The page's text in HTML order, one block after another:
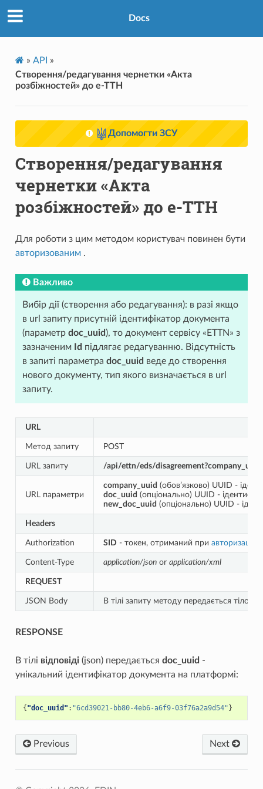
Docs
» API
»
Створення/редагування чернетки «Акта
розбіжностей» до е-ТТН
Допомогти ЗСУ
Створення/редагування
чернетки «Акта
розбіжностей» до е-ТТН
Для роботи з цим методом користувач повинен бути
авторизованим.
Важливо
Вибір дії (створення або редагування): в разі якщо
в url запиту присутній ідентифікатор документа
(параметр doc_uuid ), то документ сервісу «ETTN» з
зазначеним Id підлягає редагуванню. Відсутність
в запиті параметра doc_uuid веде до створення
нового документу, тип якого визначається в url
запиту.
URL
Метод запиту POST
URL запиту /api/ettn/eds/
URL параметри
company_uuid (обов’язково) UUID -
doc_uuid (опціонально) UUID -
new_doc_uuid (опціонально) UUID -
Headers
Authorization SID - токен, отриманий при авторизації
Content-Type application/jsonor application/xml
REQUEST
JSON Body В тілі запиту методу передається тіло
RESPONSE
В тілі відповіді(json) передається doc_uuid -
унікальний ідентифікатор документа на платформі:
{"doc_uuid" : "6cd39021-bb80-4eb6-a6f9-03f76a2a9d54"}
Previous Next